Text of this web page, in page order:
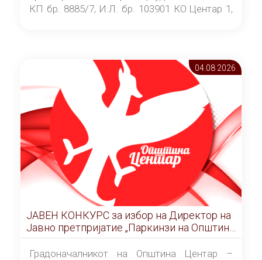
КП бр. 8885/7, И.Л. бр. 103901 КО Центар 1,
Скопје” број 9/2026), за времетраење од 3
(три) години од денот на потпишувањето на
Договорот за закуп со најповолниот
понудувач.
04.08 2026
ЈАВЕН КОНКУРС за избор на Директор на
Јавно претпријатие „Паркинзи на Општина
Центар“ – Скопје
Градоначалникот на Општина Центар –